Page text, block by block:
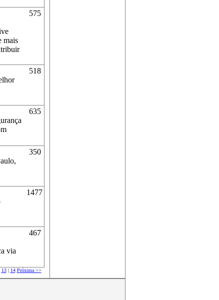
mais
575
518
635
350
1477
via
467
13| 14 Próxima >>